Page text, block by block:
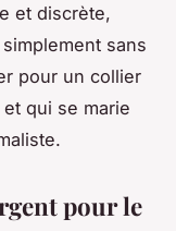
et discrète,
sans
pour un collier
qui se marie
pour le